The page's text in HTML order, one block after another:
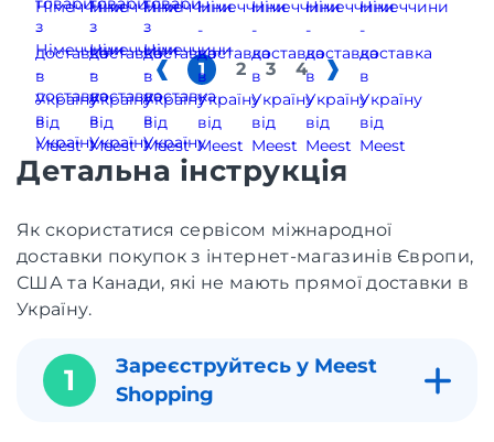
1 2 3 4
Детальна інструкція
Як скористатися сервісом міжнародної
доставки покупок з інтернет-магазинів Європи,
США та Канади, які не мають прямої доставки в
Україну.
1
Зареєструйтесь у Meest
Shopping